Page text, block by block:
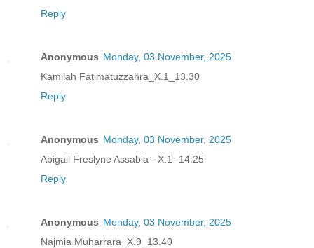
Reply
Anonymous Monday, 03 November, 2025
Kamilah Fatimatuzzahra_X.1_13.30
Reply
Anonymous Monday, 03 November, 2025
Abigail Freslyne Assabia - X.1- 14.25
Reply
Anonymous Monday, 03 November, 2025
Najmia Muharrara_X.9_13.40